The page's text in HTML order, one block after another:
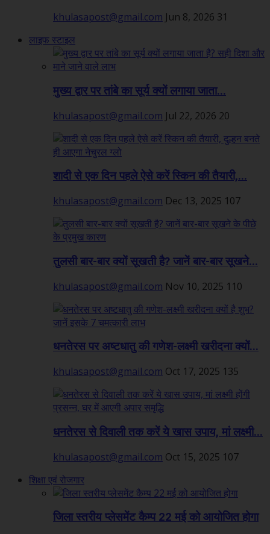
khulasapost@gmail.com Jun 8, 2026 31
लाइफ स्टाइल
मुख्य द्वार पर तांबे का सूर्य क्यों लगाया जाता...
khulasapost@gmail.com Jul 22, 2026 20
शादी से एक दिन पहले ऐसे करें स्किन की तैयारी,...
khulasapost@gmail.com Dec 13, 2025 107
तुलसी बार-बार क्यों सूखती है? जानें बार-बार सूखने...
khulasapost@gmail.com Nov 10, 2025 110
धनतेरस पर अष्टधातु की गणेश-लक्ष्मी खरीदना क्यों...
khulasapost@gmail.com Oct 17, 2025 135
धनतेरस से दिवाली तक करें ये खास उपाय, मां लक्ष्मी...
khulasapost@gmail.com Oct 15, 2025 107
शिक्षा एवं रोजगार
जिला स्तरीय प्लेसमेंट कैम्प 22 मई को आयोजित होगा